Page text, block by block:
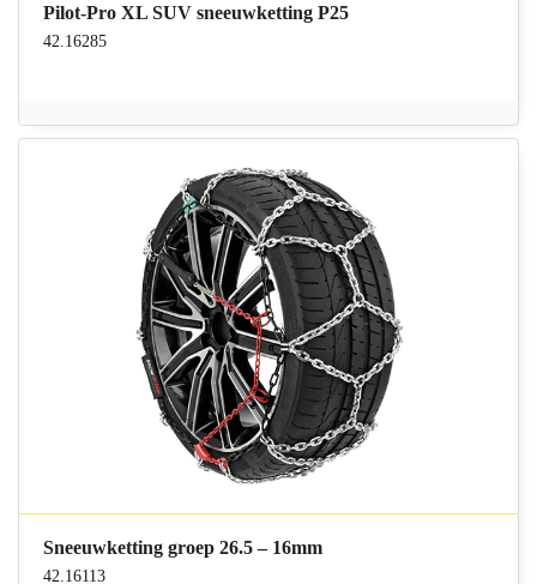
Pilot-Pro XL SUV sneeuwketting P25
42.16285
Sneeuwketting groep 26.5 – 16mm
42.16113